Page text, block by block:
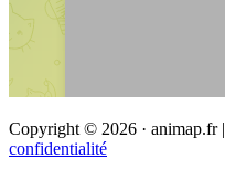
Copyright © 2026 · animap.fr |
confidentialité